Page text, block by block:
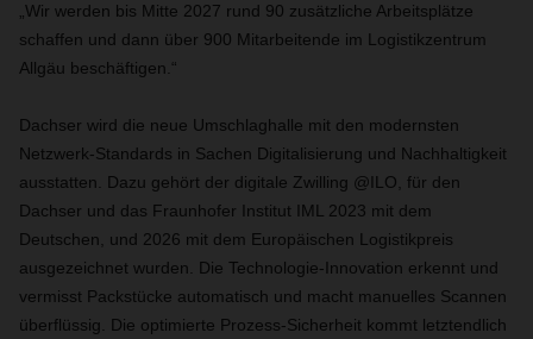
„Wir werden bis Mitte 2027 rund 90 zusätzliche Arbeitsplätze
schaffen und dann über 900 Mitarbeitende im Logistikzentrum
Allgäu beschäftigen.“
Dachser wird die neue Umschlaghalle mit den modernsten
Netzwerk-Standards in Sachen Digitalisierung und Nachhaltigkeit
ausstatten. Dazu gehört der digitale Zwilling @ILO, für den
Dachser und das Fraunhofer Institut IML 2023 mit dem
Deutschen, und 2026 mit dem Europäischen Logistikpreis
ausgezeichnet wurden. Die Technologie-Innovation erkennt und
vermisst Packstücke automatisch und macht manuelles Scannen
überflüssig. Die optimierte Prozess-Sicherheit kommt letztendlich